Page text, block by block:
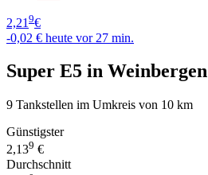
2,219€
-0,02 € heute vor 27 min.
Super E5 in Weinbergen
9 Tankstellen im Umkreis von 10 km
Günstigster
2,139 €
Durchschnitt